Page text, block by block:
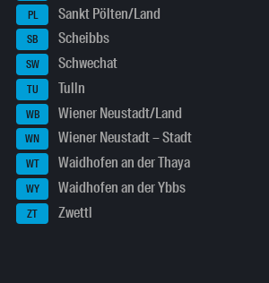
PL Sankt Pölten/Land
SB Scheibbs
SW Schwechat
TU Tulln
WB Wiener Neustadt/Land
WN Wiener Neustadt – Stadt
WT Waidhofen an der Thaya
WY Waidhofen an der Ybbs
ZT Zwettl